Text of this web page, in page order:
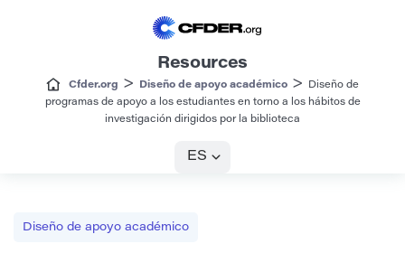
Resources
Cfder.org > Diseño de apoyo académico >
Diseño de
programas de apoyo a los estudiantes en torno a los hábitos de
investigación dirigidos por la biblioteca
ES
Diseño de apoyo académico